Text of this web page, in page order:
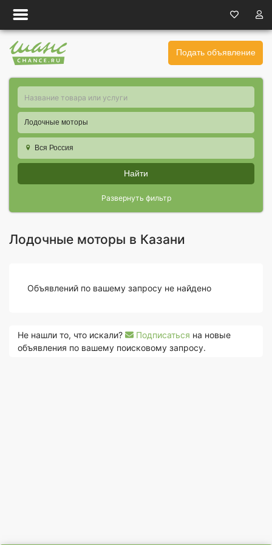
Подать объявление
Лодочные моторы
Вся Россия
Найти
Развернуть фильтр
Лодочные моторы в Казани
Объявлений по вашему запросу не найдено
Не нашли то, что искали? Подписаться на новые
объявления по вашему поисковому запросу.